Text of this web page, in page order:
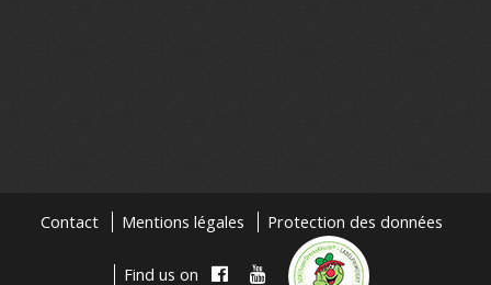
Contact Mentions légales Protection des données
Find us on